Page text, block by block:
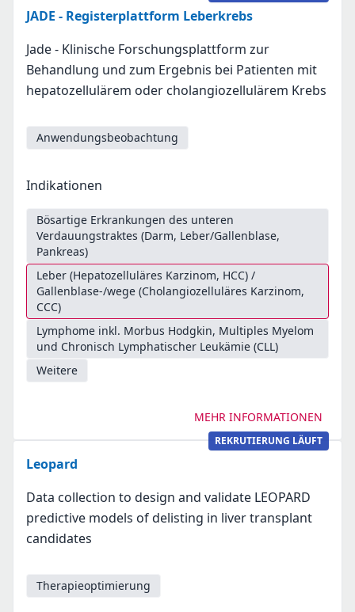
JADE - Registerplattform Leberkrebs
Jade - Klinische Forschungsplattform zur
Behandlung und zum Ergebnis bei Patienten mit
hepatozellulärem oder cholangiozellulärem Krebs
Anwendungsbeobachtung
Indikationen
Bösartige Erkrankungen des unteren
Verdauungstraktes (Darm, Leber/Gallenblase,
Pankreas)
Leber (Hepatozelluläres Karzinom, HCC) /
Gallenblase-/wege (Cholangiozelluläres Karzinom,
CCC)
Lymphome inkl. Morbus Hodgkin, Multiples Myelom
und Chronisch Lymphatischer Leukämie (CLL)
Weitere
MEHR INFORMATIONEN
REKRUTIERUNG LÄUFT
Leopard
Data collection to design and validate LEOPARD
predictive models of delisting in liver transplant
candidates
Therapieoptimierung